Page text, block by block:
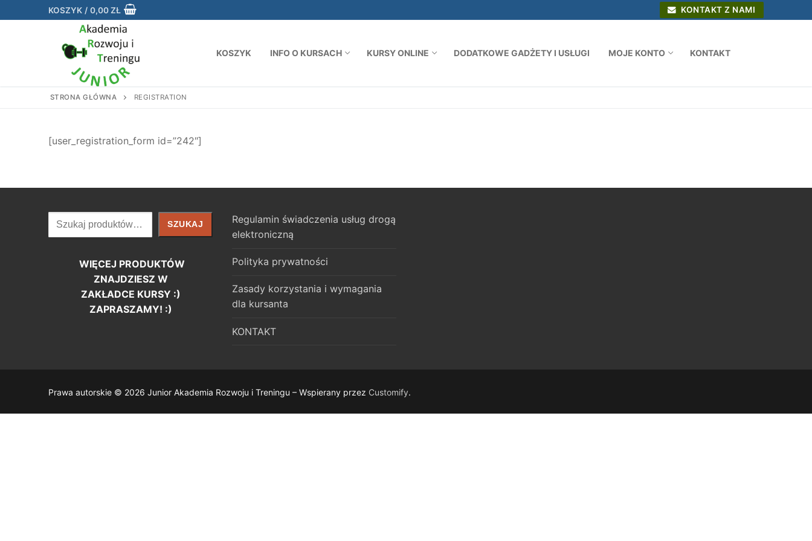
do
KOSZYK / 0,00ZŁ KONTAKT Z NAMI
KOSZYK INFO O KURSACH KURSY ONLINE DODATKOWE GADŻETY I USŁUGI MOJE KONTO KONTAKT
STRONA GŁÓWNA REGISTRATION
[user_registration_form id=”242″]
Szukaj SZUKAJ
WIĘCEJ PRODUKTÓW
ZNAJDZIESZ W
ZAKŁADCE KURSY :)
ZAPRASZAMY! :)
Regulamin świadczenia usług drogą
elektroniczną
Polityka prywatności
Zasady korzystania i wymagania
dla kursanta
KONTAKT
Prawa autorskie © 2026 Junior Akademia Rozwoju i Treningu – Wspierany przez Customify.